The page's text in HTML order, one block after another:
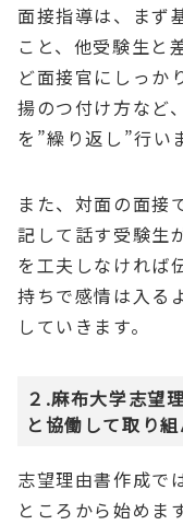
面接指導は、まず
こと、他受験生と
ど面接官にしっか
揚のつ付け方など
を”繰り返し”行い
また、対面の面接
記して話す受験生
を工夫しなければ
持ちで感情は入る
していきます。
２.麻布大学志望
と協働して取り
志望理由書作成で
ところから始めます